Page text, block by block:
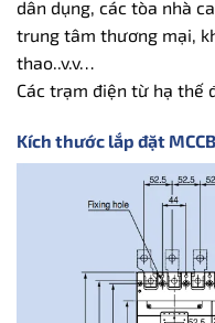
dân dụng, các tòa nhà
trung tâm thương mại,
thao..v.v…
Các trạm điện từ hạ thế
Kích thước lắp đặt